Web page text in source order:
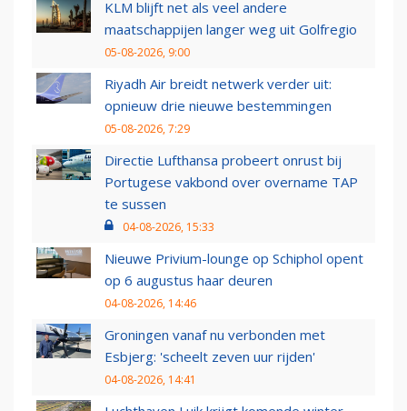
KLM blijft net als veel andere
maatschappijen langer weg uit Golfregio
05-08-2026, 9:00
Riyadh Air breidt netwerk verder uit:
opnieuw drie nieuwe bestemmingen
05-08-2026, 7:29
Directie Lufthansa probeert onrust bij
Portugese vakbond over overname TAP
te sussen
04-08-2026, 15:33
Nieuwe Privium-lounge op Schiphol opent
op 6 augustus haar deuren
04-08-2026, 14:46
Groningen vanaf nu verbonden met
Esbjerg: 'scheelt zeven uur rijden'
04-08-2026, 14:41